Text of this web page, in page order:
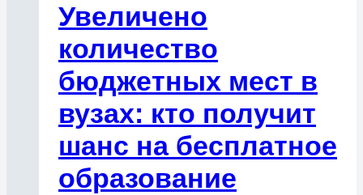
Увеличено
количество
бюджетных мест в
вузах: кто получит
шанс на бесплатное
образование